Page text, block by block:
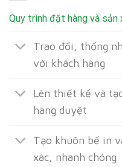
Quy trình đặt hàng và sản
Trao đổi, thống
với khách hàng
Lên thiết kế và
hàng duyệt
Tạo khuôn bế in
xác, nhanh chóng